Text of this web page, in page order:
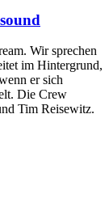
Wir sprechen
im Hintergrund,
er sich
Die Crew
Tim Reisewitz.